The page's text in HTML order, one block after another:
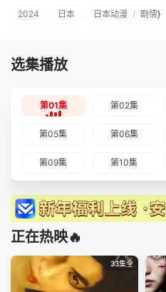
2024 日本 日本动漫 / 剧情}
选集播放
第01集 第02集
第05集 第06集
第09集 第10集
正在热映🔥
33集全